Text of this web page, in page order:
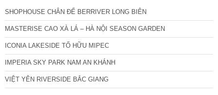
SHOPHOUSE CHÂN ĐẾ BERRIVER LONG BIÊN
MASTERISE CAO XÀ LÁ – HÀ NỘI SEASON GARDEN
ICONIA LAKESIDE TỐ HỮU MIPEC
IMPERIA SKY PARK NAM AN KHÁNH
VIỆT YÊN RIVERSIDE BẮC GIANG